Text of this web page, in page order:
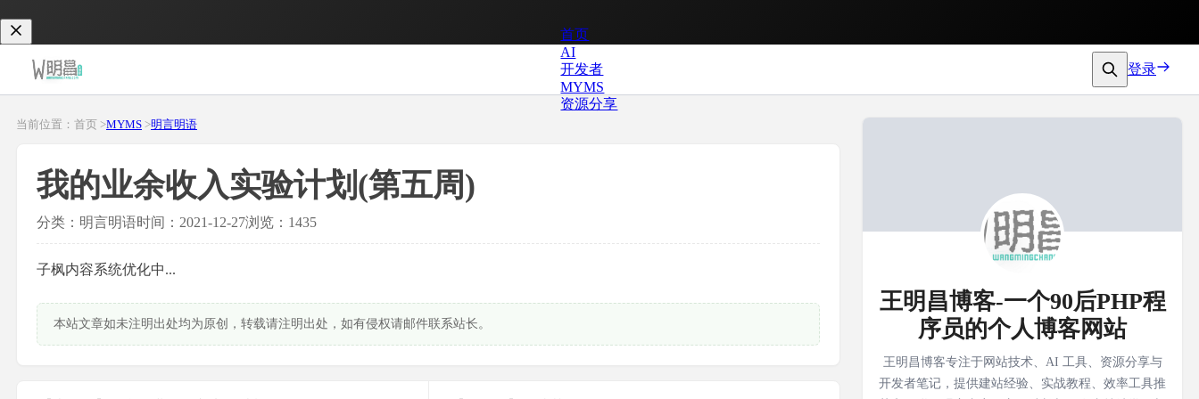
首页
AI
开发者
MYMS
资源分享
登录
当前位置：首页 >MYMS >明言明语
我的业余收入实验计划(第五周)
分类：明言明语时间：2021-12-27浏览：1435
子枫内容系统优化中...
本站文章如未注明出处均为原创，转载请注明出处，如有侵权请邮件联系站长。
王明昌博客-一个90后PHP程
序员的个人博客网站
王明昌博客专注于网站技术、AI 工具、资源分享与
开发者笔记，提供建站经验、实战教程、效率工具推